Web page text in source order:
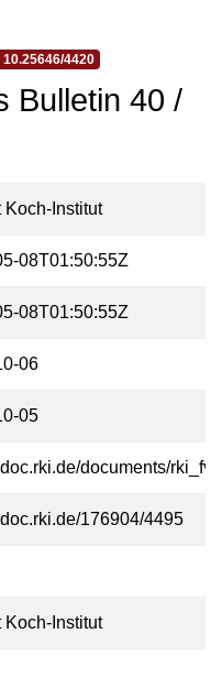
10.25646/4420
Bulletin 40 /
Koch-Institut
08T01:50:55Z
08T01:50:55Z
06
05
documents/
176904/4495
Koch-Institut